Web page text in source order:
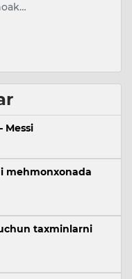
Messi
mehmonxonada
taxminlarni